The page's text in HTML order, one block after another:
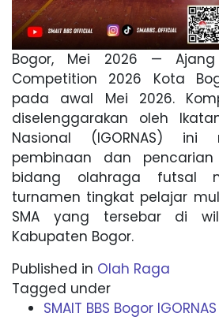
Bogor, Mei 2026 — Ajang
Competition 2026 Kota
pada awal Mei 2026.
diselenggarakan oleh
Nasional (IGORNAS) ini
pembinaan dan
bidang olahraga futsal
turnamen tingkat pelajar
SMA yang tersebar di
Kabupaten Bogor.
Published in Olah Raga
Tagged under
SMAIT BBS Bogor